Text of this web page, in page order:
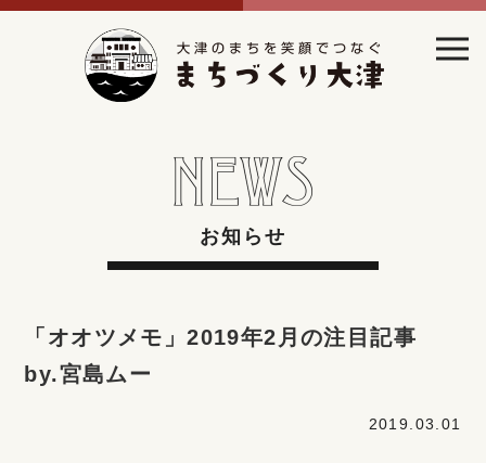
お知らせ
「オオツメモ」2019年2月の注目記事
by.宮島ムー
2019.03.01